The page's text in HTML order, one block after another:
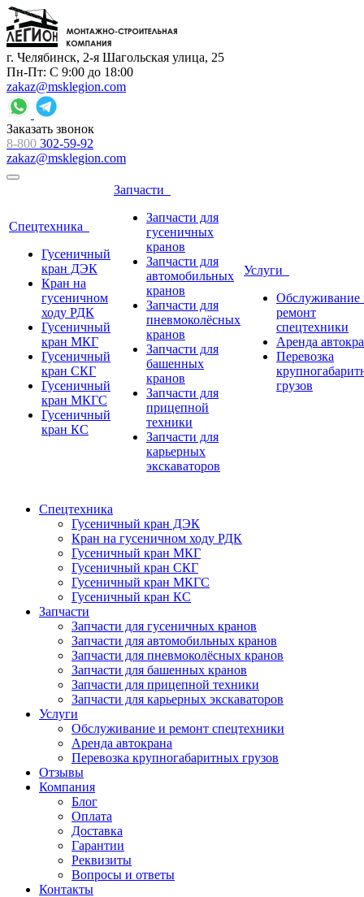
г. Челябинск, 2-я Шагольская улица, 25
Пн-Пт: С 9:00 до 18:00
zakaz@msklegion.com
Заказать звонок
8-800 302-59-92
zakaz@msklegion.com
Спецтехника
Гусеничный
кран ДЭК
Кран на
гусеничном
ходу РДК
Гусеничный
кран МКГ
Гусеничный
кран СКГ
Гусеничный
кран МКГС
Гусеничный
кран КС
Запчасти
Запчасти для
гусеничных
кранов
Запчасти для
автомобильных
кранов
Запчасти для
пневмоколёсных
кранов
Запчасти для
башенных
кранов
Запчасти для
прицепной
техники
Запчасти для
карьерных
экскаваторов
Услуги
Обслуживание
ремонт
спецтехники
Аренда
Перевозка
грузов
Спецтехника
Гусеничный кран ДЭК
Кран на гусеничном ходу РДК
Гусеничный кран МКГ
Гусеничный кран СКГ
Гусеничный кран МКГС
Гусеничный кран КС
Запчасти
Запчасти для гусеничных кранов
Запчасти для автомобильных кранов
Запчасти для пневмоколёсных кранов
Запчасти для башенных кранов
Запчасти для прицепной техники
Запчасти для карьерных экскаваторов
Услуги
Обслуживание и ремонт спецтехники
Аренда автокрана
Перевозка крупногабаритных грузов
Отзывы
Компания
Блог
Оплата
Доставка
Гарантии
Реквизиты
Вопросы и ответы
Контакты